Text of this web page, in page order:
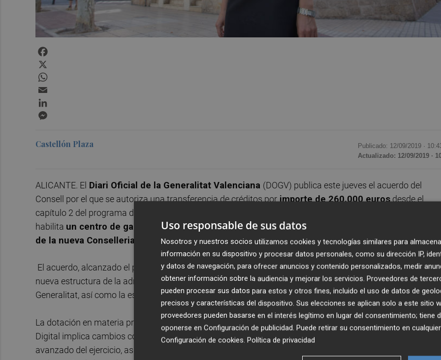
Castellón Plaza Publicado: 12/09/2019 ·
Actualizado: 12/09/2019 ·
ALICANTE. El Diari Oficial de la Generalitat Valenciana (DOGV) publica este jueves el acuerdo del
Consell por el que se autoriza una transferencia de créditos porimporte de 260.000 eurosdesde el
capítulo 2 del programa de Gastos diversos al capítulo 2 de Dirección y Servicios Generales, en el que se
habilita un centro de gasto diferenciado al que imputar, este 2019, los gastos de
de la nueva Conselleria de Innovación, Universidades, Ciencia y Sociedad Digital.
El acuerdo, alcanzado el pasado viernes en el pleno del Consell, recuerda que en junio se estableció una
nueva estructura de la administración valenciana con doce departamentos, incluida la Presidencia de la
Generalitat, así como la estructura básica de esta y de las distintas consellerias.
La dotación en materia presupuestaria de la Conselleria de Innovación, Universidades, Ciencia y Sociedad
Digital implica cambios competenciales y readscripción de programas presupuestarios, aunque "dado lo
avanzado del ejercicio, así como la dimensión y dificultad técnica de las modificaciones que requeriría la
Uso responsable de sus datos
Nosotros y nuestros socios utilizamos cookies y tecnologías similares para
información en su dispositivo y procesar datos personales, como su dirección IP,
y datos de navegación, para ofrecer anuncios y contenido personalizados, medir
obtener información sobre la audiencia y mejorar los servicios. Proveedores de
pueden procesar sus datos para estos y otros fines, incluido el uso de datos de
precisos y características del dispositivo. Sus elecciones se aplican solo a este sitio
proveedores pueden basarse en el interés legítimo en lugar del consentimiento; tiene
oponerse en Configuración de publicidad. Puede retirar su consentimiento en
Configuración de cookies. Política de privacidad